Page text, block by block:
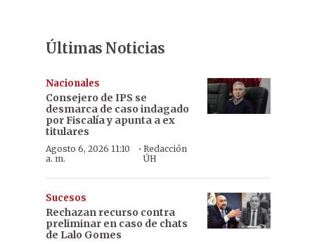
Últimas Noticias
Nacionales
Consejero de IPS se
desmarca de caso indagado
por Fiscalía y apunta a ex
titulares
Agosto 6, 2026 11:10
a. m.
· Redacción
ÚH
Sucesos
Rechazan recurso contra
preliminar en caso de chats
de Lalo Gomes